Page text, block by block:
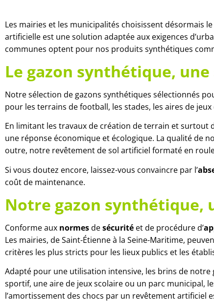
Les mairies et les municipalités choisissent désormais le
artificielle est une solution adaptée aux exigences
communes optent pour nos produits synthétiques
Le gazon synthétique,
Notre sélection de gazons synthétiques sélectionnés
pour les terrains de football, les stades, les aires de
En limitant les travaux de création de terrain et surtout
une réponse économique et écologique. La qualité de
outre, notre revêtement de sol artificiel formaté en
Si vous doutez encore, laissez-vous convaincre par l’
coût de maintenance.
Notre gazon synthétique,
Conforme aux normesdesécurité et de procédure d’
Les mairies, de Saint-Étienne à la Seine-Maritime,
critères les plus stricts pour les lieux publics et les
Adapté pour une utilisation intensive, les brins de
sportif, une aire de jeux scolaire ou un parc municipal,
l’amortissement des chocs par un revêtement